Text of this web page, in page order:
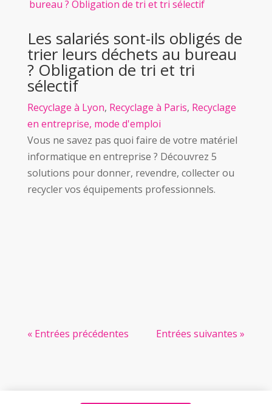
Les salariés sont-ils obligés de
trier leurs déchets au bureau
? Obligation de tri et tri
sélectif
Recyclage à Lyon, Recyclage à Paris, Recyclage
en entreprise, mode d'emploi
Vous ne savez pas quoi faire de votre matériel
informatique en entreprise ? Découvrez 5
solutions pour donner, revendre, collecter ou
recycler vos équipements professionnels.
« Entrées précédentes Entrées suivantes »